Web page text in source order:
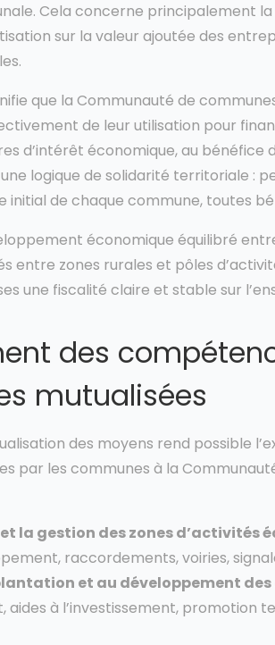
Cela concerne principalement
sur la valeur ajoutée des
que la Communauté de
de leur utilisation pour
d’intérêt économique, au
logique de solidarité territoriale :
initial de chaque commune, toutes
économique équilibré
entre zones rurales et pôles
une fiscalité claire et stable sur
des
mutualisées
des moyens rend possible
par les communes à la
la gestion des zones d’activités
raccordements, voiries,
et au développement
à l’investissement, promotion